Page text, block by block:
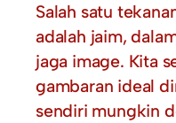
Salah satu
adalah jaim,
jaga image. Kita
gambaran ideal
sendiri mungkin